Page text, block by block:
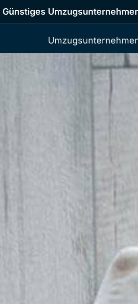
Günstiges